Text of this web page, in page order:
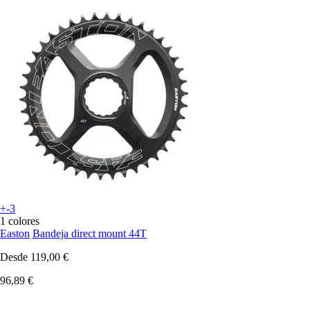
+-3
1 colores
Easton Bandeja direct mount 44T
Desde 119,00 €
96,89 €